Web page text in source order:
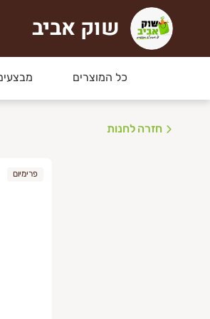
שוק אביב שוק אביב
כל המוצרים
חזרה לחנות
פרימיום